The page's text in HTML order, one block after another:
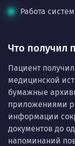
Работа
Что получил
Пациент
медицинской
бумажные
приложениями
информации
документов до
напоминаний